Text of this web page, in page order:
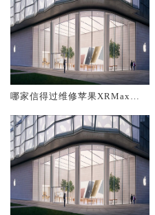
哪家信得过维修苹果XRMax台